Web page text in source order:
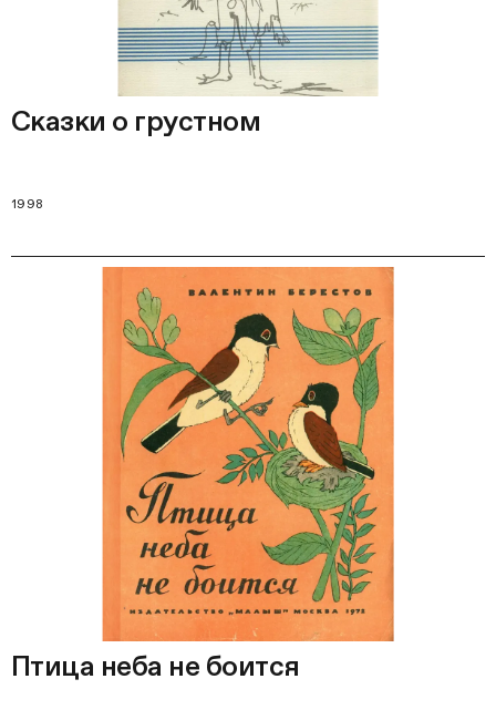
Сказки о грустном
1998
Птица неба не боится